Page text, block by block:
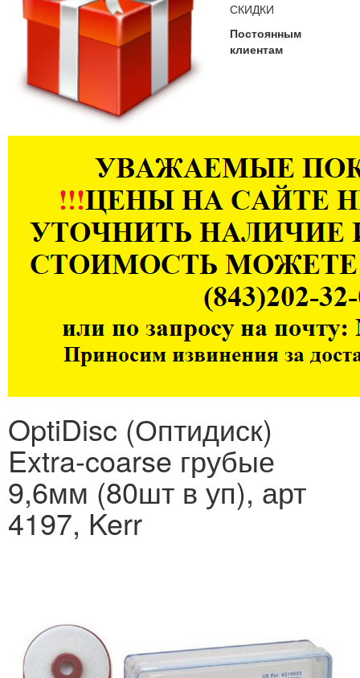
СКИДКИ
Постоянным
клиентам
OptiDisc (Оптидиск)
Extra-coarse грубые
9,6мм (80шт в уп), арт
4197, Kerr